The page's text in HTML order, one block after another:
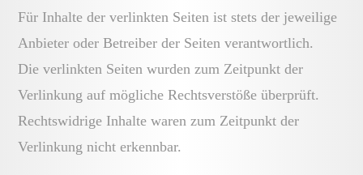
Für Inhalte der verlinkten Seiten ist stets der jeweilige
Anbieter oder Betreiber der Seiten verantwortlich.
Die verlinkten Seiten wurden zum Zeitpunkt der
Verlinkung auf mögliche Rechtsverstöße überprüft.
Rechtswidrige Inhalte waren zum Zeitpunkt der
Verlinkung nicht erkennbar.